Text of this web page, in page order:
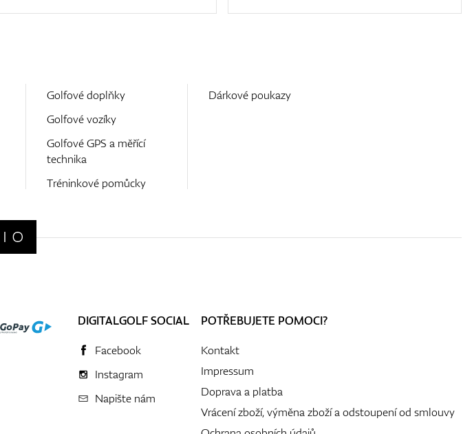
Golfové doplňky
Golfové vozíky
Golfové GPS a měřící
technika
Tréninkové pomůcky
Dárkové poukazy
DIGITALGOLF SOCIAL
Facebook
Instagram
Napište nám
POTŘEBUJETE POMOCI?
Kontakt
Impressum
Doprava a platba
Vrácení zboží, výměna zboží a odstoupení od smlouvy